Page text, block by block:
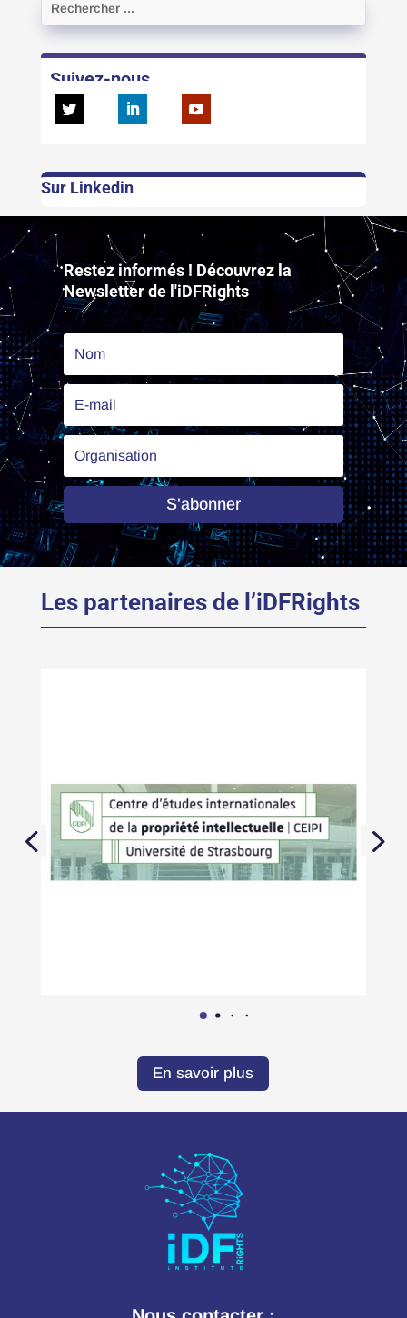
Suivez-nous
Sur Linkedin
vidéo
Restez informés ! Découvrez la
Newsletter de l'iDFRights
S'abonner
Les partenaires de l’iDFRights
En savoir plus